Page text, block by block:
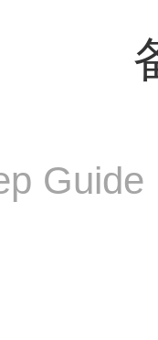
Guide